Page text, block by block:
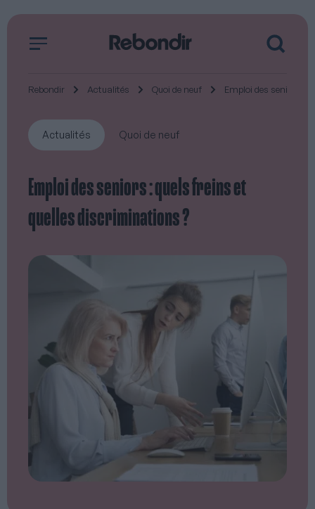
Rebondir Actualités Quoi de neuf Emploi des seniors :
Actualités Quoi de neuf
Emploi des seniors : quels freins et
quelles discriminations ?